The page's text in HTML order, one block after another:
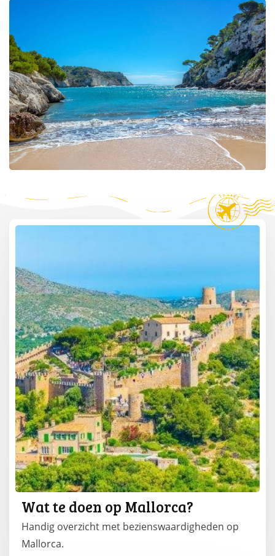
Wat te doen op Mallorca?
Handig overzicht met bezienswaardigheden op
Mallorca.